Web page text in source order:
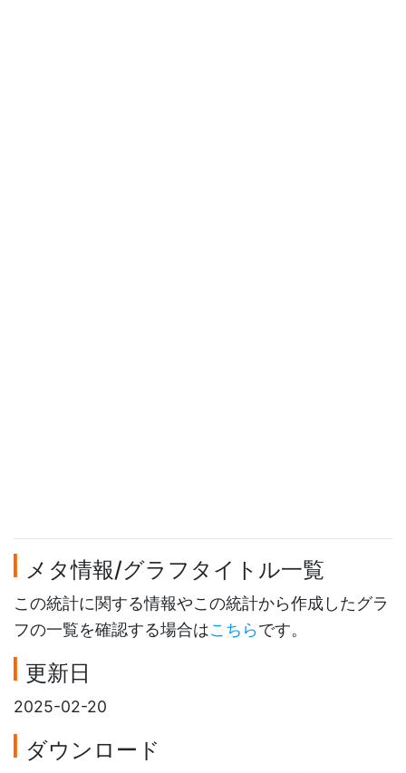
メタ情報/グラフタイトル一覧
この統計に関する情報やこの統計から作成したグラ
フの一覧を確認する場合はこちらです。
更新日
2025-02-20
ダウンロード